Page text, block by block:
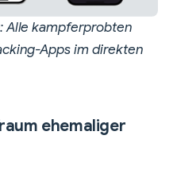
Alle kampferprobten
Apps im direkten
ehemaliger